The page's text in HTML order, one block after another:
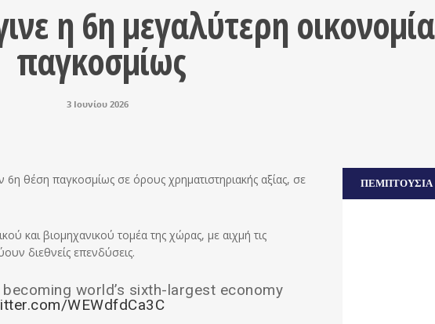
η 6η μεγαλύτερη οικονομία
παγκοσμίως
3 Ιουνίου 2026
6η θέση παγκοσμίως σε όρους χρηματιστηριακής αξίας, σε
και βιομηχανικού τομέα της χώρας, με αιχμή τις
διεθνείς επενδύσεις.
world’s sixth-largest economy
WEWdfdCa3C
ΠΕΜΠΤΟΥΣΙΑ